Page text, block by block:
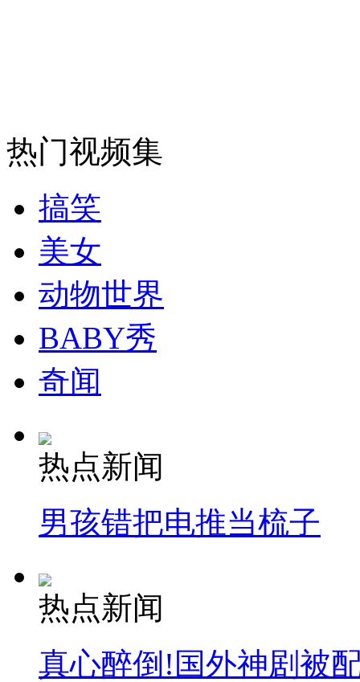
走！跟着总书记去植树
消防员救轻生者
司机酒驾遇交警 急速倒车逃窜
热门视频集
搞笑
美女
动物世界
BABY秀
奇闻
热点新闻
男孩错把电推当梳子
热点新闻
真心醉倒!国外神剧被